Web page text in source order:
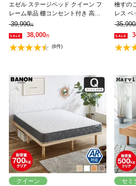
エゼル ステージベッド クイーン フ
レーム単品 棚コンセント付き 高さ
２段階調整 すのこベッド ステージ
ベッド 脚付きベッド 【大型家具配
送】
39,990円
38,000円
(8件)
檜すの
レス ベ
ド 床
クリア
き 和風
35,990
クイーン
セミ